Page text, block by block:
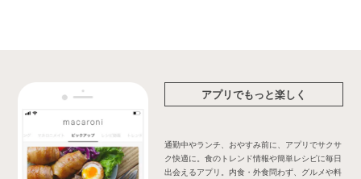
アプリでもっと楽しく
通勤中やランチ、おやすみ前に、アプリでサクサ
ク快適に。食のトレンド情報や簡単レシピに毎日
出会えるアプリ。内食・外食問わず、グルメや料